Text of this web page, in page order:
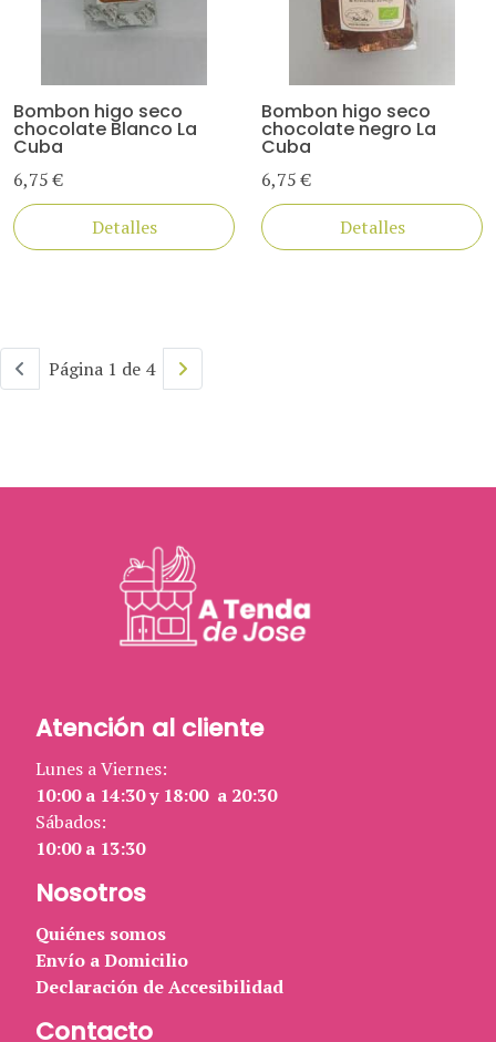
Bombon higo seco
chocolate Blanco La
Cuba
6,75 €
Detalles
Bombon higo seco
chocolate negro La
Cuba
6,75 €
Detalles
Página 1 de 4
Atención al cliente
Lunes a Viernes:
10:00 a 14:30 y 18:00 a 20:30
Sábados:
10:00 a 13:30
Nosotros
Quiénes somos
Envío a Domicilio
Declaración de Accesibilidad
Contacto